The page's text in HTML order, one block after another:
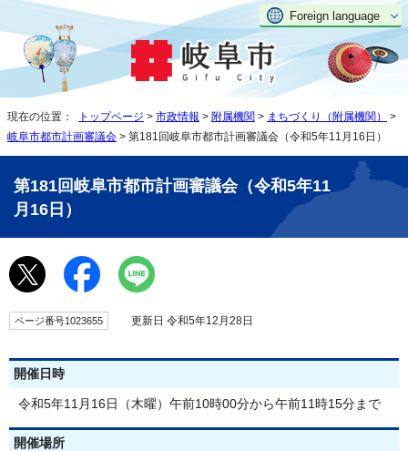
Foreign language
現在の位置： トップページ > 市政情報 > 附属機関 > まちづくり（附属機関）
>
岐阜市都市計画審議会 > 第181回岐阜市都市計画審議会（令和5年11月16日）
第181回岐阜市都市計画審議会（令和5年11
月16日）
ページ番号1023655 更新日 令和5年12月28日
開催日時
令和5年11月16日（木曜）午前10時00分から午前11時15分まで
開催場所